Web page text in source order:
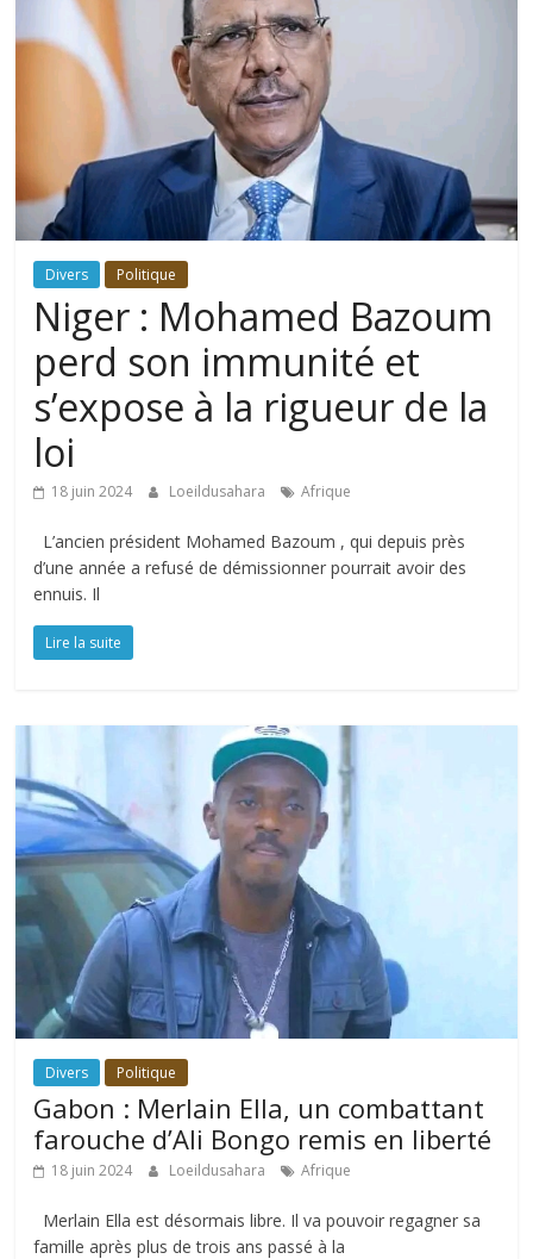
Divers Politique
Niger : Mohamed Bazoum
perd son immunité et
s’expose à la rigueur de la
loi
18 juin 2024 Loeildusahara Afrique
L’ancien président Mohamed Bazoum , qui depuis près
d’une année a refusé de démissionner pourrait avoir des
ennuis. Il
Lire la suite
Divers Politique
Gabon : Merlain Ella, un combattant
farouche d’Ali Bongo remis en liberté
18 juin 2024 Loeildusahara Afrique
Merlain Ella est désormais libre. Il va pouvoir regagner sa
famille après plus de trois ans passé à la